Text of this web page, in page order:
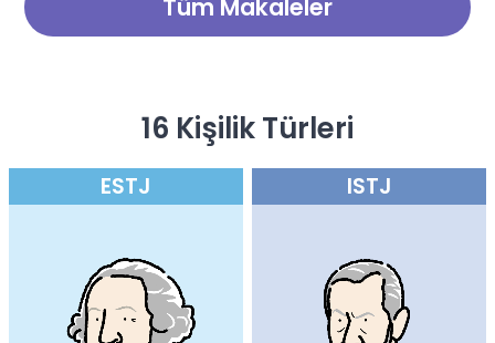
Tüm Makaleler
16 Kişilik Türleri
ESTJ ISTJ